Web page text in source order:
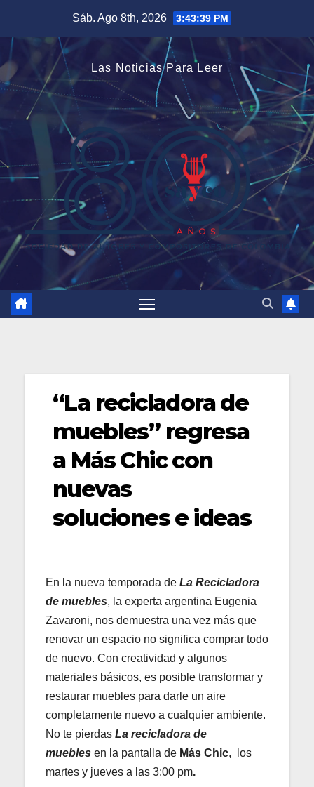
contenido
Sáb. Ago 8th, 2026 3:43:39 PM
Las Noticias Para Leer
“La recicladora de
muebles” regresa
a Más Chic con
nuevas
soluciones e ideas
En la nueva temporada de La Recicladora
de muebles, la experta argentina Eugenia
Zavaroni, nos demuestra una vez más que
renovar un espacio no significa comprar todo
de nuevo. Con creatividad y algunos
materiales básicos, es posible transformar y
restaurar muebles para darle un aire
completamente nuevo a cualquier ambiente.
No te pierdas La recicladora de
muebles en la pantalla de Más Chic, los
martes y jueves a las 3:00 pm.